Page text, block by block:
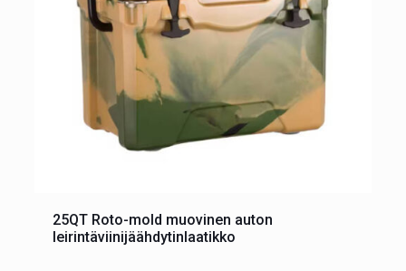
25QT Roto-mold muovinen auton
leirintäviinijäähdytinlaatikko